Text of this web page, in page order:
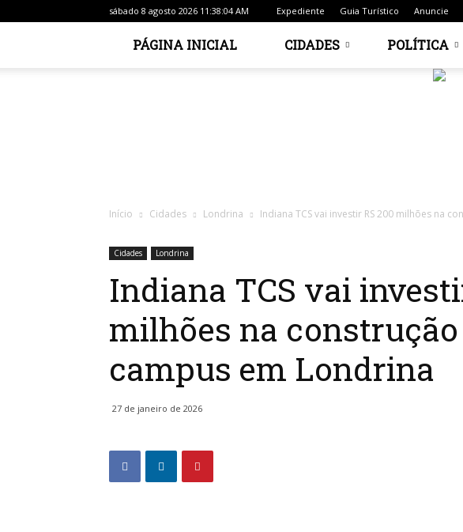
sábado 8 agosto 2026 11:38:04 AM Expediente Guia Turístico Anuncie
PÁGINA INICIAL CIDADES POLÍTICA
Início Cidades Londrina Indiana TCS vai investir RS 200 milhões na
Cidades Londrina
Indiana TCS vai
milhões na
campus em Londrina
27 de janeiro de 2026